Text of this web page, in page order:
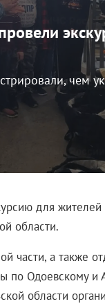
чем
для жителей
области.
части, а также
по Одоевскому и
области